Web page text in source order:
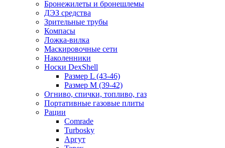
Бронежилеты и бронешлемы
ДЭЗ средства
Зрительные трубы
Компасы
Ложка-вилка
Маскировочные сети
Наколенники
Носки DexShell
Размер L (43-46)
Размер M (39-42)
Огниво, спички, топливо, газ
Портативные газовые плиты
Рации
Comrade
Turbosky
Аргут